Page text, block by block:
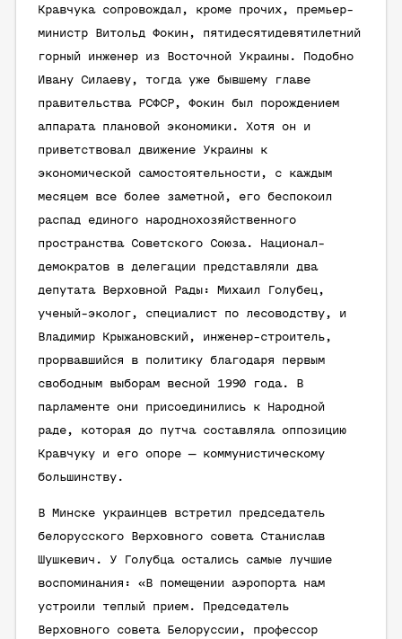
Кравчука сопровождал, кроме прочих, премьер-
министр Витольд Фокин, пятидесятидевятилетний
горный инженер из Восточной Украины. Подобно
Ивану Силаеву, тогда уже бывшему главе
правительства РСФСР, Фокин был порождением
аппарата плановой экономики. Хотя он и
приветствовал движение Украины к
экономической самостоятельности, с каждым
месяцем все более заметной, его беспокоил
распад единого народнохозяйственного
пространства Советского Союза. Национал-
демократов в делегации представляли два
депутата Верховной Рады: Михаил Голубец,
ученый-эколог, специалист по лесоводству, и
Владимир Крыжановский, инженер-строитель,
прорвавшийся в политику благодаря первым
свободным выборам весной 1990 года. В
парламенте они присоединились к Народной
раде, которая до путча составляла оппозицию
Кравчуку и его опоре — коммунистическому
большинству.
В Минске украинцев встретил председатель
белорусского Верховного совета Станислав
Шушкевич. У Голубца остались самые лучшие
воспоминания: «В помещении аэропорта нам
устроили теплый прием. Председатель
Верховного совета Белоруссии, профессор